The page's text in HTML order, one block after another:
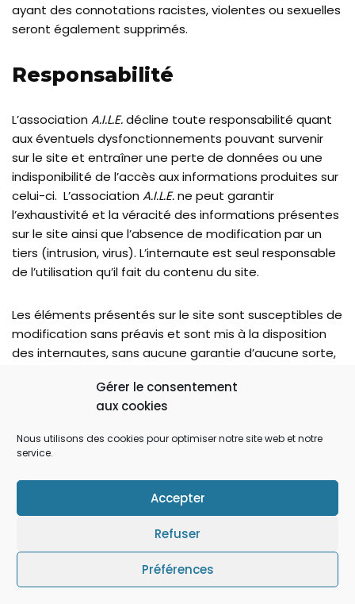
Gérer le consentement
aux cookies
Nous utilisons des cookies pour optimiser notre site web et notre
service.
Accepter
Refuser
Préférences
ayant des connotations racistes, violentes ou sexuelles
seront également supprimés.
Responsabilité
L’association A.I.L.E.décline toute responsabilité quant
aux éventuels dysfonctionnements pouvant survenir
sur le site et entraîner une perte de données ou une
indisponibilité de l’accès aux informations produites sur
celui-ci. L’association A.I.L.E.ne peut garantir
l’exhaustivité et la véracité des informations présentes
sur le site ainsi que l’absence de modification par un
tiers (intrusion, virus). L’internaute est seul responsable
de l’utilisation qu’il fait du contenu du site.
Les éléments présentés sur le site sont susceptibles de
modification sans préavis et sont mis à la disposition
des internautes, sans aucune garantie d’aucune sorte,
La présence de liens hypertextes présents sur le site ne
crée pas une solidarité de responsabilité entre
l’association
l’internaute. Seule la responsabilité desdits sites peut
être engagée.
Politique de confidentialité
2026 - Création : LA CABANE